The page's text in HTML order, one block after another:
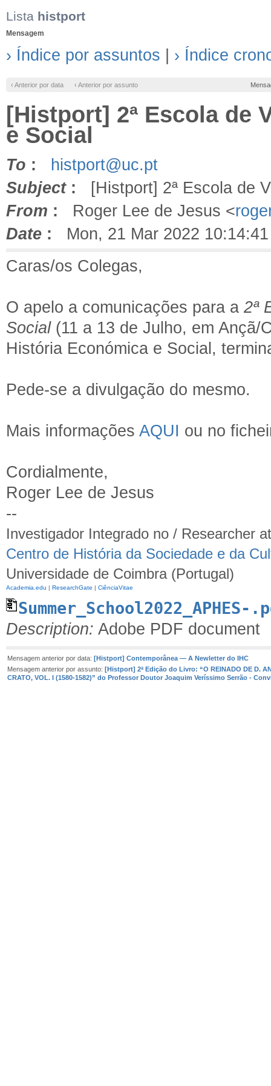
Lista histport
Mensagem
› Índice por assuntos › Índice
‹ Anterior por data ‹ Anterior por assunto
[Histport] 2ª Escola de
e Social
To :
histport@uc.pt
Subject: [Histport] 2ª Escola de
From : Roger Lee de Jesus <
Date : Mon, 21 Mar 2022
Caras/os Colegas,
O apelo a comunicações para a 2ª
Social (11 a 13 de Julho, em Ançã/
História Económica e Social,
Pede-se a divulgação do mesmo.
Mais informações AQUI ou no
Cordialmente,
Roger Lee de Jesus
--
Investigador Integrado no / Researcher
Centro de História da Sociedade e da
Universidade de Coimbra (Portugal)
Academia.edu | ResearchGate | CiênciaVitae
Summer_School2022_APHES-
Description: Adobe PDF document
Mensagem anterior por data: [Histport] Contemporânea — A Newletter do IHC
Mensagem anterior por assunto: [Histport] 2ª Edição do Livro: “O REINADO DE D.
CRATO, VOL. I (1580-1582)” do Professor Doutor Joaquim Veríssimo Serrão -